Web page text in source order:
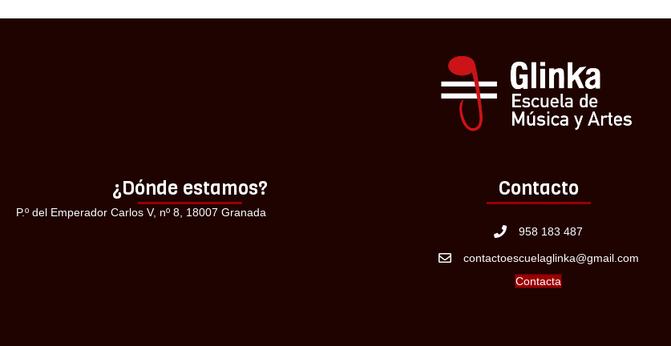
¿Dónde estamos?
P.º del Emperador Carlos V, nº 8, 18007 Granada
Contacto
958 183 487
contactoescuelaglinka@gmail.com
Contacta